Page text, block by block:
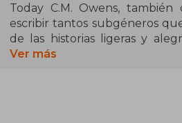
Today C.M. Owens,
escribir tantos subgéneros
de las historias ligeras y
preocupes, retorcidas pero
Ver más